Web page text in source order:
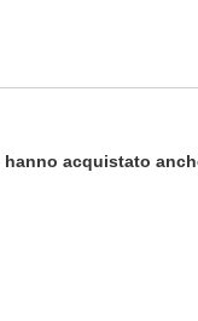
acquistato